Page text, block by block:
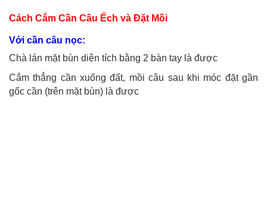
Cách Cắm Cần Câu Ếch và Đặt Mồi
Với cần câu nọc:
Chà lán mặt bùn diện tích bằng 2 bàn tay là được
Cắm thẳng cần xuống đất, mồi câu sau khi móc đặt gần
gốc cần (trên mặt bùn) là được